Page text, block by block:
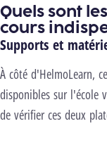
Quels sont
cours
Supports et
À côté d'HelmoLearn,
disponibles sur l'école
de vérifier ces deux